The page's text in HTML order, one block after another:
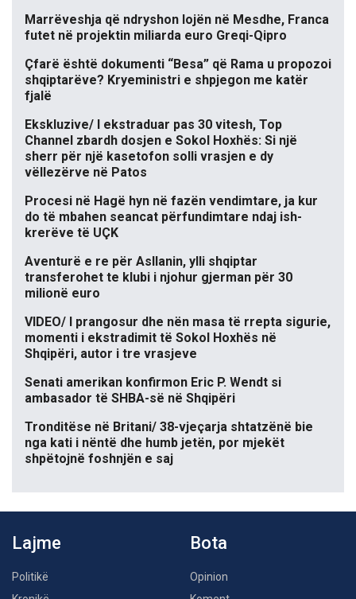
Marrëveshja që ndryshon lojën në Mesdhe, Franca
futet në projektin miliarda euro Greqi-Qipro
Çfarë është dokumenti “Besa” që Rama u propozoi
shqiptarëve? Kryeministri e shpjegon me katër
fjalë
Ekskluzive/ I ekstraduar pas 30 vitesh, Top
Channel zbardh dosjen e Sokol Hoxhës: Si një
sherr për një kasetofon solli vrasjen e dy
vëllezërve në Patos
Procesi në Hagë hyn në fazën vendimtare, ja kur
do të mbahen seancat përfundimtare ndaj ish-
krerëve të UÇK
Aventurë e re për Asllanin, ylli shqiptar
transferohet te klubi i njohur gjerman për 30
milionë euro
VIDEO/ I prangosur dhe nën masa të rrepta sigurie,
momenti i ekstradimit të Sokol Hoxhës në
Shqipëri, autor i tre vrasjeve
Senati amerikan konfirmon Eric P. Wendt si
ambasador të SHBA-së në Shqipëri
Tronditëse në Britani/ 38-vjeçarja shtatzënë bie
nga kati i nëntë dhe humb jetën, por mjekët
shpëtojnë foshnjën e saj
Lajme
Politikë
Bota
Opinion